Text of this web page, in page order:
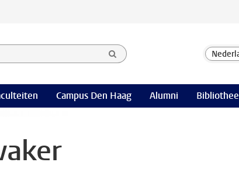
Campus Den Haag Alumni